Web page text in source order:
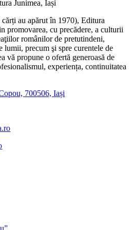
au apărut în 1970), Editura
promovarea, cu precădere, a culturii
românilor de pretutindeni,
lumii, precum şi spre curentele de
vă propune o ofertă generoasă de
experiența, continuitatea
700506, Iași